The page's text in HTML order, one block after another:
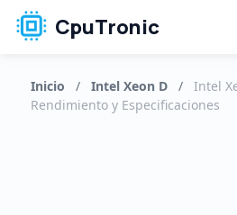
CpuTronic
Inicio / Intel Xeon D /
Intel
Rendimiento y Especificaciones